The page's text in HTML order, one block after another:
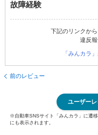
故障経験
下記のリンクか
違反報
「みんカラ
前のレビュー
ユーザー
※自動車SNSサイト「みんカラ」に遷
にも表示されます。